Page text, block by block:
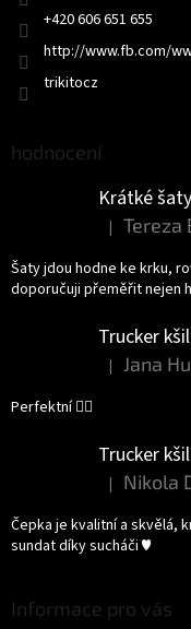
+420 606 651 655
http://www.fb.com/
trikitocz
hodnocení
Krátké
Hodnocení
| Tereza
Šaty jdou hodne ke krku,
doporučuji přeměřit nejen
Trucker
Hodnocení
| Jana
Perfektní 👌🏻
Trucker
Hodnocení
| Nikola
Čepka je kvalitní a skvělá,
sundat díky sucháči ♥️
Informace pro vás